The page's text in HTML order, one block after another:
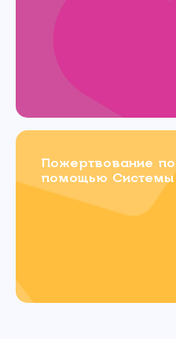
Пожертвование по
помощью Системы